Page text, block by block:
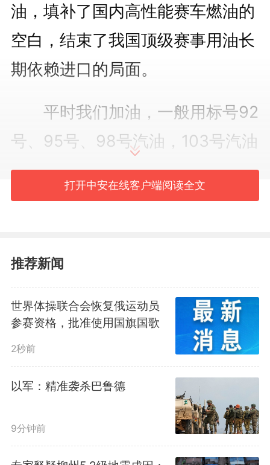
油，填补了国内高性能赛车燃油的
空白，结束了我国顶级赛事用油长
期依赖进口的局面。
平时我们加油，一般用标号92
号、95号、98号汽油，103号汽油
是一种怎样的汽油？与普通加油站
中看到的汽油有何不同？我们的家
从92号到103号
不同标号意味着什么？
作为高标号的赛级汽油，103
号汽油燃烧效率高、动力响应快，
兼顾了高性能与绿色环保。我们的
家用汽车是否适合加注这种新汽油
打开中安在线客户端阅读全文
推荐新闻
世界体操联合会恢复俄运动员
参赛资格，批准使用国旗国歌
2秒前
以军：精准袭杀巴鲁德
9分钟前